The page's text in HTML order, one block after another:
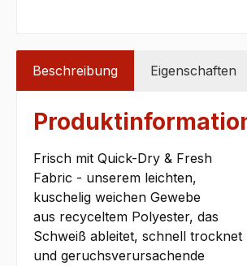
Beschreibung Eigenschaften
Frisch mit Quick-Dry & Fresh
Fabric - unserem leichten,
kuschelig weichen Gewebe
aus recyceltem Polyester, das
Schweiß ableitet, schnell trocknet
und geruchsverursachende